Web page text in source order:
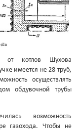
от котлов Шухова
имеется не 28 труб,
осуществлять
обдувочной трубы
возможность
газохода. Чтобы не